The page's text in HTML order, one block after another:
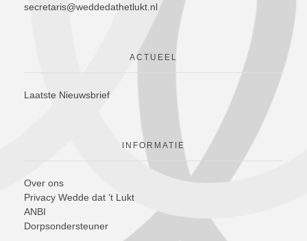
secretaris@weddedathetlukt.nl
ACTUEEL
Laatste Nieuwsbrief
INFORMATIE
Over ons
Privacy Wedde dat ’t Lukt
ANBI
Dorpsondersteuner